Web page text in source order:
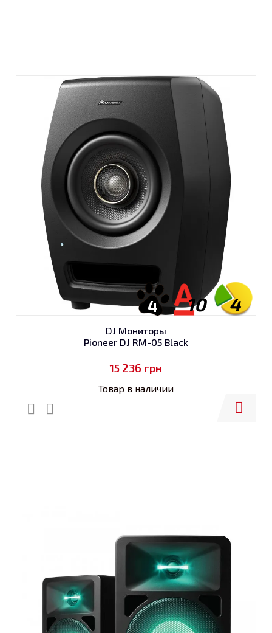
4
10
4
DJ Мониторы
Pioneer DJ RM-05 Black
15 236 грн
Товар в наличии